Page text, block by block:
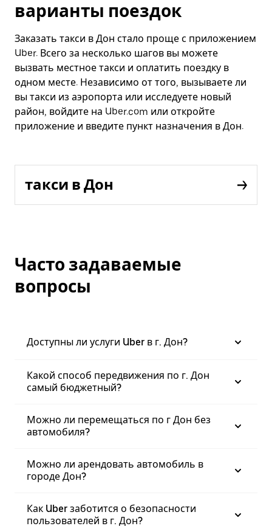
варианты поездок
Заказать такси в Дон стало проще с приложением
Uber. Всего за несколько шагов вы можете
вызвать местное такси и оплатить поездку в
одном месте. Независимо от того, вызываете ли
вы такси из аэропорта или исследуете новый
район, войдите на Uber.com или откройте
приложение и введите пункт назначения в Дон.
такси в Дон
Часто задаваемые
вопросы
Доступны ли услуги Uber в г. Дон?
Какой способ передвижения по г. Дон
самый бюджетный?
Можно ли перемещаться по г Дон без
автомобиля?
Можно ли арендовать автомобиль в
городе Дон?
Как Uber заботится о безопасности
пользователей в г. Дон?